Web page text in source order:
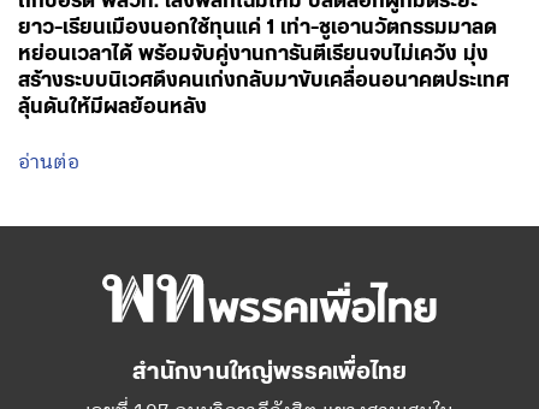
ยาว-เรียนเมืองนอกใช้ทุนแค่ 1 เท่า-ชูเอานวัตกรรมมาลด
หย่อนเวลาได้ พร้อมจับคู่งานการันตีเรียนจบไม่เคว้ง มุ่ง
สร้างระบบนิเวศดึงคนเก่งกลับมาขับเคลื่อนอนาคตประเทศ
ลุ้นดันให้มีผลย้อนหลัง
อ่านต่อ
สำนักงานใหญ่พรรคเพื่อไทย